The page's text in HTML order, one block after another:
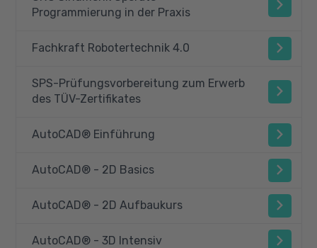
Programmierung in der Praxis
Fachkraft Robotertechnik 4.0
SPS-Prüfungsvorbereitung zum Erwerb
des TÜV-Zertifikates
AutoCAD® Einführung
AutoCAD® - 2D Basics
AutoCAD® - 2D Aufbaukurs
AutoCAD® - 3D Intensiv